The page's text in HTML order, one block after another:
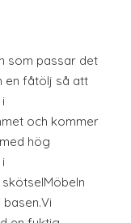
som passar det
en fåtölj så att
och kommer
hög
skötselMöbeln